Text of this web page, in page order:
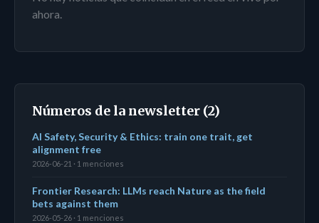
ahora.
Números de la newsletter (2)
AI Safety, Security & Ethics: train one trait, get
alignment free
2026-06-21 · 1 menciones
Frontier Research: LLMs reach Nature as the field
bets against them
2026-05-26 · 1 menciones